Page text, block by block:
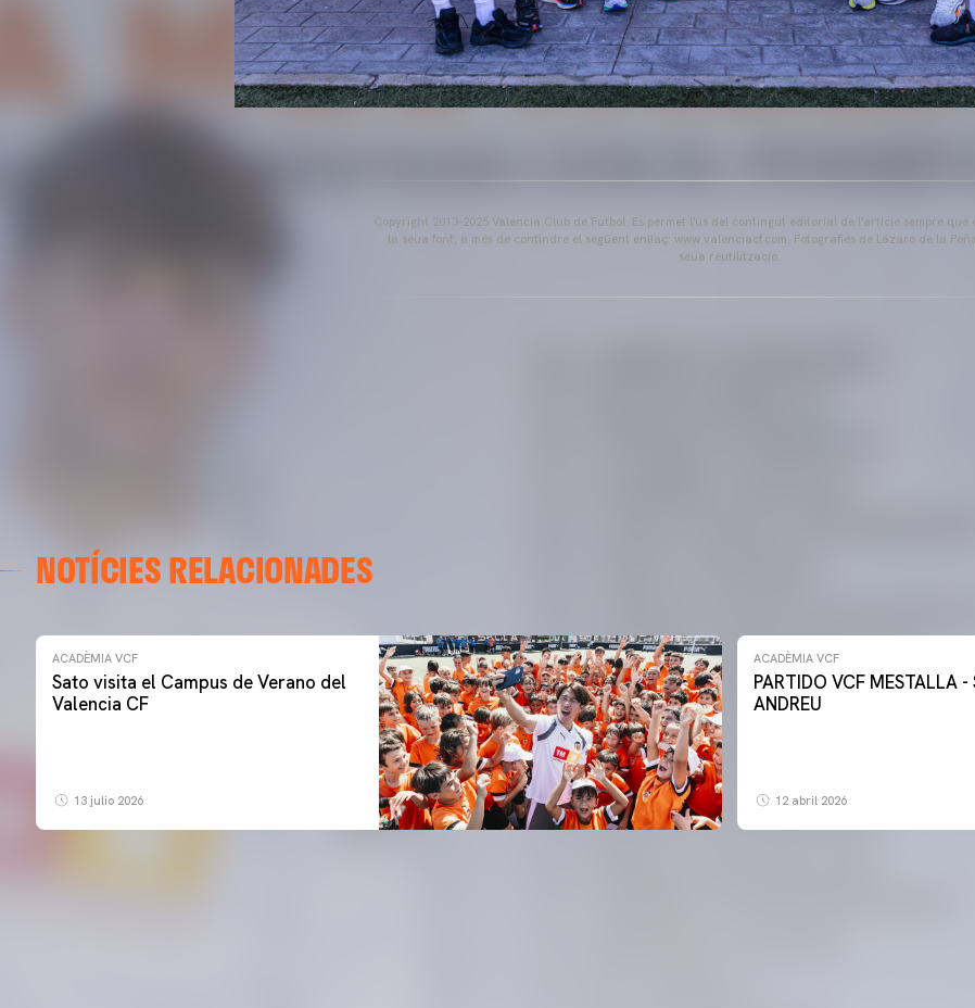
Copyright 2013-2025 Valencia Club de Futbol. Es permet l'ús del contingut editorial de l'article sempre que
la seua font, a més de contindre el següent enllaç: www.valenciacf.com. Fotografies de Lázaro de la
seua reutilització.
NOTÍCIES RELACIONADES
ACADÈMIA VCF
Sato visita el Campus de Verano del
Valencia CF
13 julio 2026
ACADÈMIA VCF
PARTIDO VCF MESTALLA -
ANDREU
12 abril 2026